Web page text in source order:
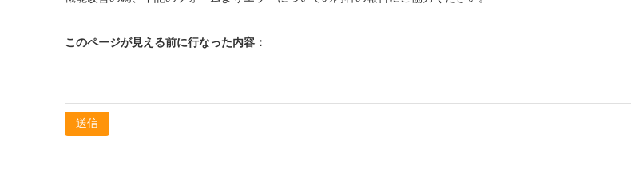
このページが見える前に行なった内容：
送信